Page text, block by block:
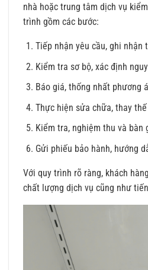
nhà hoặc trung tâm dịch vụ
trình gồm các bước:
Tiếp nhận yêu cầu, ghi nhận
Kiểm tra sơ bộ, xác định
Báo giá, thống nhất phương
Thực hiện sửa chữa, thay
Kiểm tra, nghiệm thu và bàn
Gửi phiếu bảo hành, hướng
Với quy trình rõ ràng, khách
chất lượng dịch vụ cũng như